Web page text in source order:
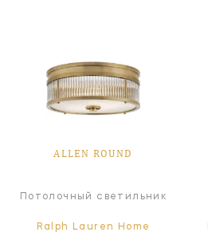
ALLEN ROUND
Потолочный светильник
Ralph Lauren Home